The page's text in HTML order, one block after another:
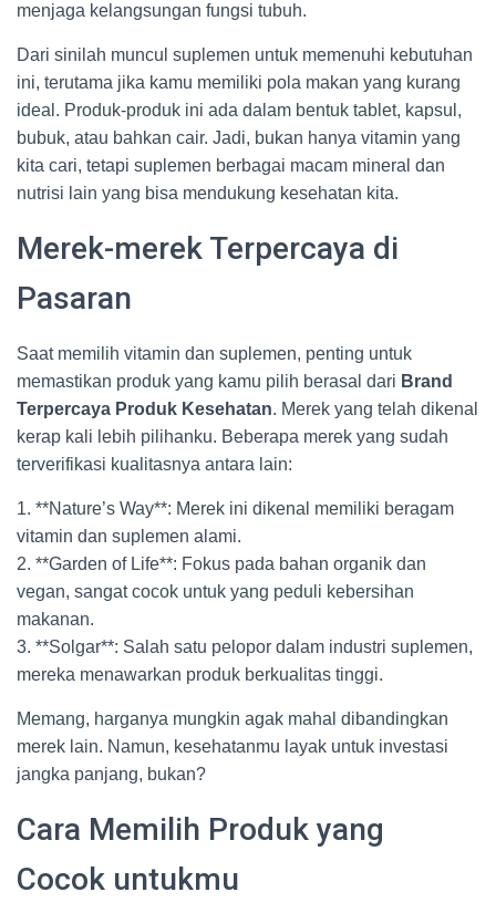
menjaga kelangsungan fungsi tubuh.
Dari sinilah muncul suplemen untuk memenuhi kebutuhan
ini, terutama jika kamu memiliki pola makan yang kurang
ideal. Produk-produk ini ada dalam bentuk tablet, kapsul,
bubuk, atau bahkan cair. Jadi, bukan hanya vitamin yang
kita cari, tetapi suplemen berbagai macam mineral dan
nutrisi lain yang bisa mendukung kesehatan kita.
Merek-merek Terpercaya di
Pasaran
Saat memilih vitamin dan suplemen, penting untuk
memastikan produk yang kamu pilih berasal dari Brand
Terpercaya Produk Kesehatan. Merek yang telah dikenal
kerap kali lebih pilihanku. Beberapa merek yang sudah
terverifikasi kualitasnya antara lain:
1. **Nature’s Way**: Merek ini dikenal memiliki beragam
vitamin dan suplemen alami.
2. **Garden of Life**: Fokus pada bahan organik dan
vegan, sangat cocok untuk yang peduli kebersihan
makanan.
3. **Solgar**: Salah satu pelopor dalam industri suplemen,
mereka menawarkan produk berkualitas tinggi.
Memang, harganya mungkin agak mahal dibandingkan
merek lain. Namun, kesehatanmu layak untuk investasi
jangka panjang, bukan?
Cara Memilih Produk yang
Cocok untukmu